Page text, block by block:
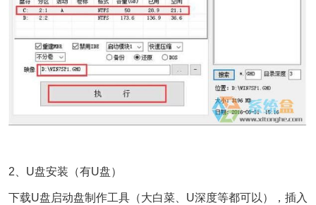
2、U盘安装（有U盘）
下载U盘启动盘制作工具（大白菜、U深度等都可以），插入